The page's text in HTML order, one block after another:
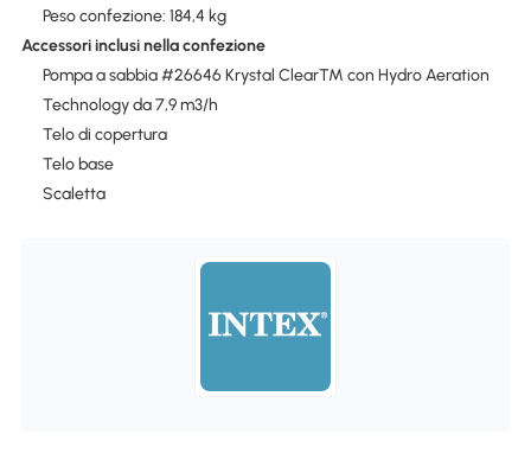
Peso confezione: 184,4 kg
Accessori inclusi nella confezione
Pompa a sabbia #26646 Krystal Clear™ con Hydro Aeration
Technology da 7,9 m3/h
Telo di copertura
Telo base
Scaletta